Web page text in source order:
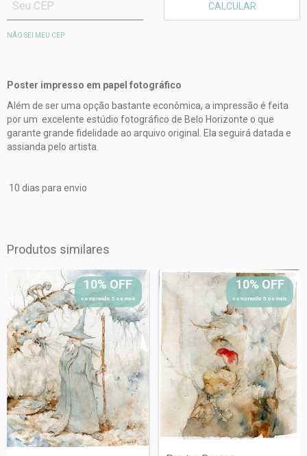
CALCULAR
NÃO SEI MEU CEP
Poster impresso em papel fotográfico
Além de ser uma opção bastante econômica, a impressão é feita
por um excelente estúdio fotográfico de Belo Horizonte o que
garante grande fidelidade ao arquivo original. Ela seguirá datada e
assianda pelo artista.
10 dias para envio
Produtos similares
10% OFF
comprando 5 ou mais
10% OFF
comprando 5 ou mais